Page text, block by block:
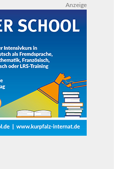
Anzeige